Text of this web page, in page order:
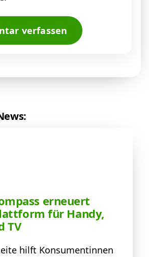
verfassen
erneuert
für Handy,
TV
hilft Konsumentinnen